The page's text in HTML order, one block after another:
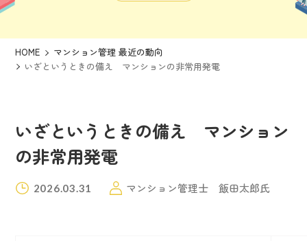
HOME
マンション管理 最近の動向
いざというときの備え マンションの非常用発電
いざというときの備え マンション
の非常用発電
2026.03.31 マンション管理士 飯田太郎氏